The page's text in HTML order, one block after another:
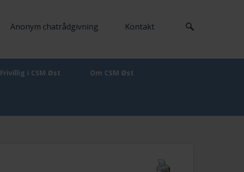
Anonym chatrådgivning Kontakt
Frivillig i CSM Øst Om CSM Øst